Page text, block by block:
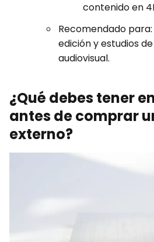
contenido en
Recomendado
edición y estudios
audiovisual.
¿Qué debes tener
antes de comprar
externo?